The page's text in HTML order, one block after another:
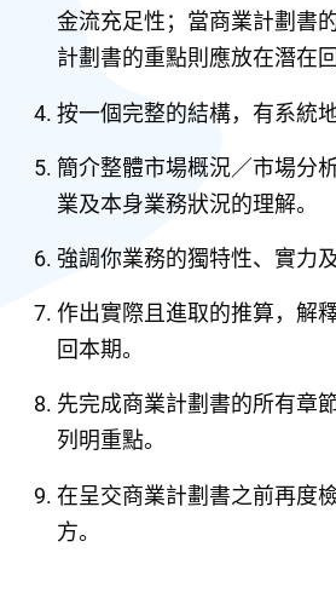
金流充足性；當商業計劃書
計劃書的重點則應放在潛在
按一個完整的結構，有系統
簡介整體市場概況／市場分
業及本身業務狀況的理解。
強調你業務的獨特性、實力
作出實際且進取的推算，解
回本期。
先完成商業計劃書的所有章
列明重點。
在呈交商業計劃書之前再度
方。